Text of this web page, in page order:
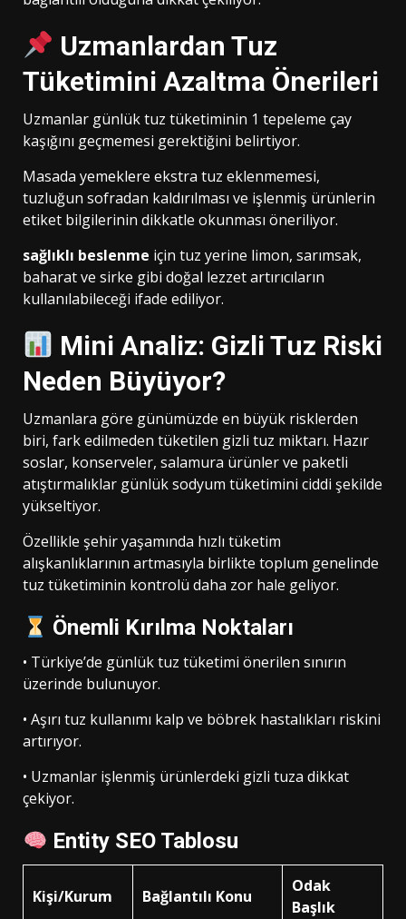
Uzmanlardan Tuz
Tüketimini Azaltma Önerileri
Uzmanlar günlük tuz tüketiminin 1 tepeleme çay
kaşığını geçmemesi gerektiğini belirtiyor.
Masada yemeklere ekstra tuz eklenmemesi,
tuzluğun sofradan kaldırılması ve işlenmiş ürünlerin
etiket bilgilerinin dikkatle okunması öneriliyor.
sağlıklı beslenme için tuz yerine limon, sarımsak,
baharat ve sirke gibi doğal lezzet artırıcıların
kullanılabileceği ifade ediliyor.
Mini Analiz: Gizli Tuz Riski
Neden Büyüyor?
Uzmanlara göre günümüzde en büyük risklerden
biri, fark edilmeden tüketilen gizli tuz miktarı. Hazır
soslar, konserveler, salamura ürünler ve paketli
atıştırmalıklar günlük sodyum tüketimini ciddi şekilde
yükseltiyor.
Özellikle şehir yaşamında hızlı tüketim
alışkanlıklarının artmasıyla birlikte toplum genelinde
tuz tüketiminin kontrolü daha zor hale geliyor.
Önemli Kırılma Noktaları
• Türkiye’de günlük tuz tüketimi önerilen sınırın
üzerinde bulunuyor.
• Aşırı tuz kullanımı kalp ve böbrek hastalıkları riskini
artırıyor.
• Uzmanlar işlenmiş ürünlerdeki gizli tuza dikkat
çekiyor.
Entity SEO Tablosu
Kişi/Kurum Bağlantılı Konu
Odak
Başlık